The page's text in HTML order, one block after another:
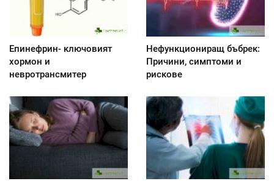
Епинефрин- ключовият
хормон и
невротрансмитер
Нефункциониращ бъбрек:
Причини, симптоми и
рискове